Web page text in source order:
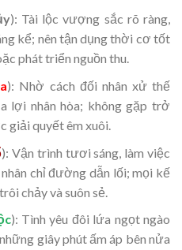
): Tài lộc vượng sắc rõ ràng,
kể; nên tận dụng thời cơ tốt
phát triển nguồn thu.
): Nhờ cách đối nhân xử thế
lợi nhân hòa; không gặp trở
giải quyết êm xuôi.
): Vận trình tươi sáng, làm việc
chỉ đường dẫn lối; mọi kế
chảy và suôn sẻ.
): Tình yêu đôi lứa ngọt ngào
giây phút ấm áp bên nửa